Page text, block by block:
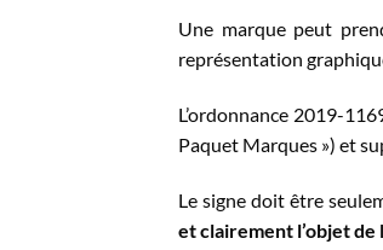
Une marque peut
représentation
L’ordonnance 2019-
Paquet Marques ») et
Le signe doit être
et clairement l’objet